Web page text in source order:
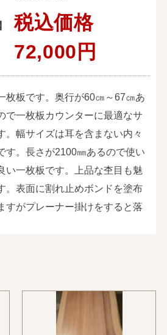
税込価格
72,000円
枚板です。奥行が60㎝～67㎝あ
で一枚板カウンターに最適なサ
。幅サイズは耳を含まない内々
す。長さが2100㎜あるので使い
い一枚板です。上品な杢目も魅
。表面に割れ止めボンドを塗布
すがプレーナー掛けをすると落